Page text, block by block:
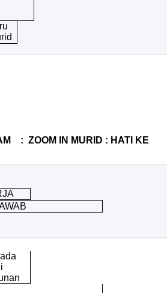
: ZOOM IN MURID : HATI KE